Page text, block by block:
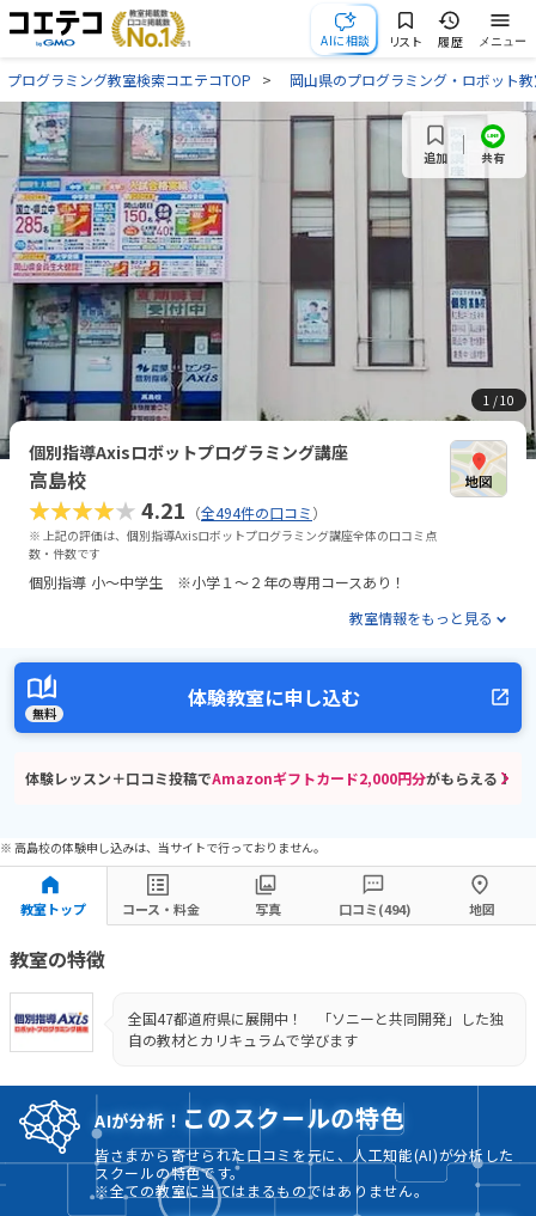
AIに相談 リスト 履歴 メニュー
プログラミング教室検索コエテコTOP 岡山県のプログラミング・ロボット
1 / 10
追加 共有
個別指導Axisロボットプログラミング講座
高島校
★★★★★4.21 （全494件の口コミ）
※ 上記の評価は、個別指導Axisロボットプログラミング講座全体の口コミ点
数・件数です
個別指導 小～中学生 ※小学１～２年の専用コースあり！
教室情報をもっと見る
無料
体験教室に申し込む
体験レッスン＋口コミ投稿でAmazonギフトカード2,000円分がもらえる！
※ 高島校の体験申し込みは、当サイトで行っておりません。
教室トップ コース・料金 写真 口コミ(494) 地図
教室の特徴
全国47都道府県に展開中！ 「ソニーと共同開発」した独
自の教材とカリキュラムで学びます
AIが分析！ このスクールの特色
皆さまから寄せられた口コミを元に、人工知能(AI)が分析した
スクールの特色です。
※全ての教室に当てはまるものではありません。